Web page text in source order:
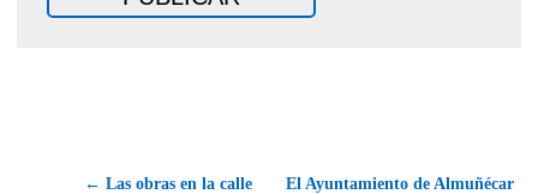
← Las obras en la calle
El Ayuntamiento de Almuñécar